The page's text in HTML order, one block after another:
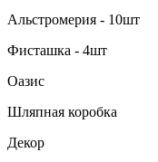
Альстромерия - 10шт
Фисташка - 4шт
Оазис
Шляпная коробка
Декор